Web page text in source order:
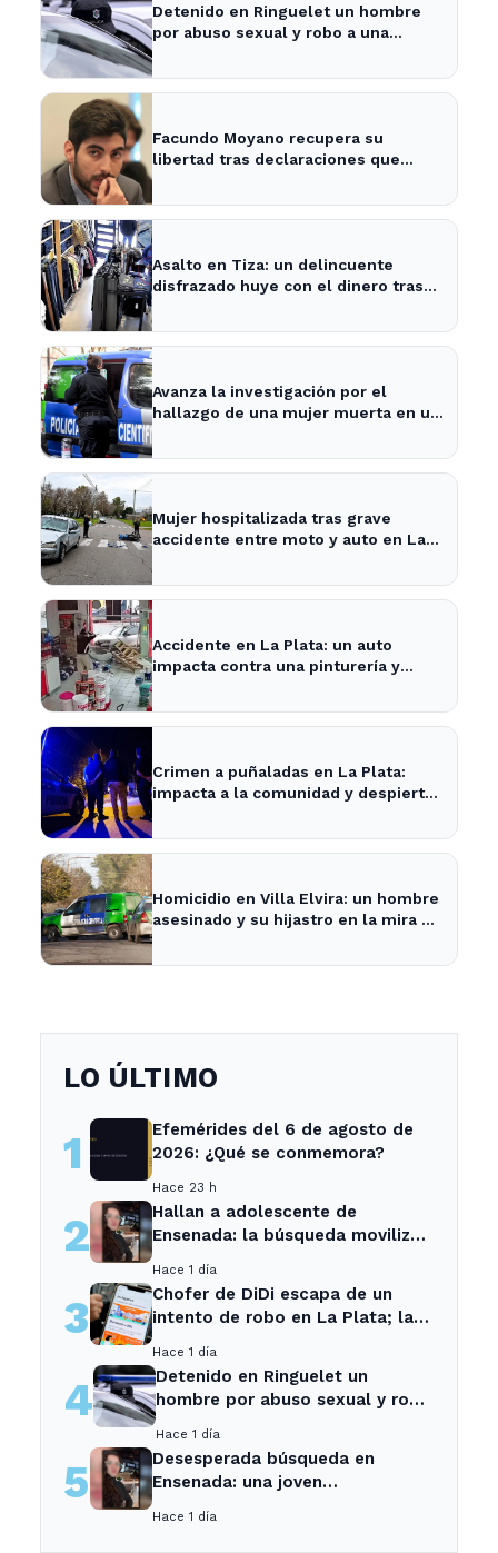
Detenido en Ringuelet un hombre
por abuso sexual y robo a una
Facundo Moyano recupera su
libertad tras declaraciones que
Asalto en Tiza: un delincuente
disfrazado huye con el dinero tras
Avanza la investigación por el
hallazgo de una mujer muerta en un
Mujer hospitalizada tras grave
accidente entre moto y auto en La
Accidente en La Plata: un auto
impacta contra una pinturería y
Crimen a puñaladas en La Plata:
impacta a la comunidad y despierta
Homicidio en Villa Elvira: un hombre
asesinado y su hijastro en la mira de
LO ÚLTIMO
1
Efemérides del 6 de agosto de
2026: ¿Qué se conmemora?
Hace 23 h
2
Hallan a adolescente de
Ensenada: la búsqueda movilizó
Hace 1 día
3
Chofer de DiDi escapa de un
intento de robo en La Plata; la
Hace 1 día
4
Detenido en Ringuelet un
hombre por abuso sexual y robo
Hace 1 día
5
Desesperada búsqueda en
Ensenada: una joven
Hace 1 día